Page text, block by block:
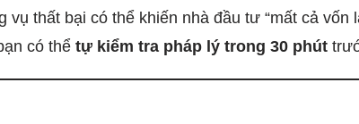
vụ thất bại có thể khiến nhà đầu tư “mất cả vốn
có thể tự kiểm tra pháp lý trong 30 phút